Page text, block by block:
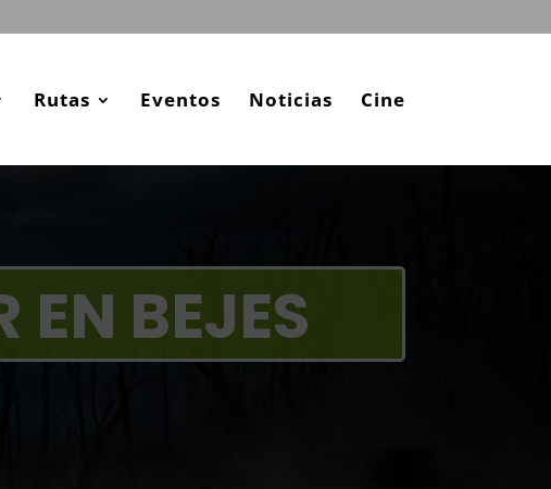
Rutas Eventos Noticias Cine
EN BEJES